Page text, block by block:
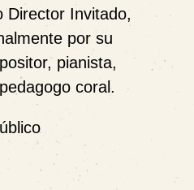
Director Invitado,
por su
pianista,
coral.